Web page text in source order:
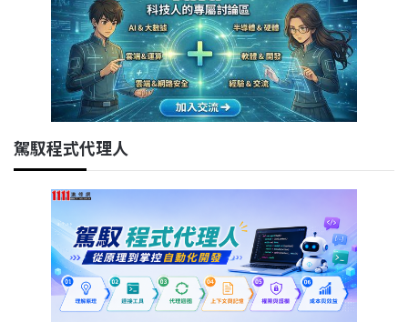
駕馭程式代理人